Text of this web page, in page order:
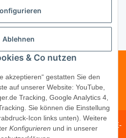
widerrufen
Beratung?·+49 (0) 5246
16
· Kapellenweg 40 · D-33415 Verl · E-
shop.com·www.schliesszylinder-
Ablehnen
& Co nutzen
akzeptieren“ gestatten Sie den
auf unserer Website: YouTube,
Tracking, Google Analytics 4,
Sie können die Einstellung
Icon links unten). Weitere
Konfigurieren und in unserer